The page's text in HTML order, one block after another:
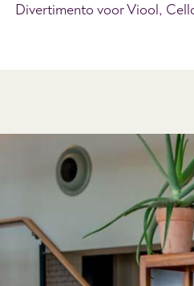
Divertimento voor Viool,